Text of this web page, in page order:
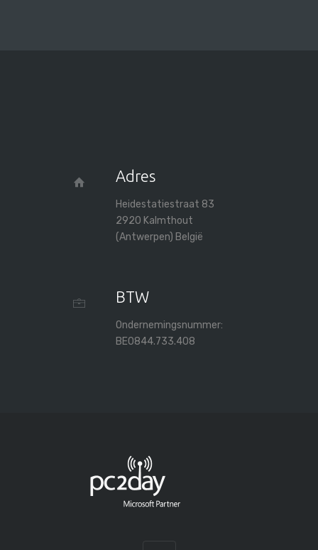
Adres
Heidestatiestraat 83
2920 Kalmthout
(Antwerpen) België
BTW
Ondernemingsnummer:
BE0844.733.408